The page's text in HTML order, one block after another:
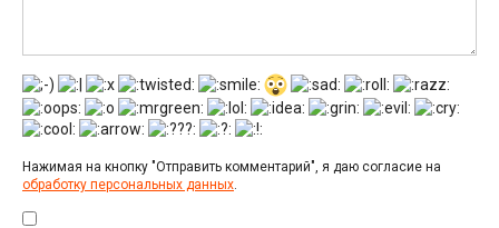
Нажимая на кнопку "Отправить комментарий", я даю согласие на
обработку персональных данных.